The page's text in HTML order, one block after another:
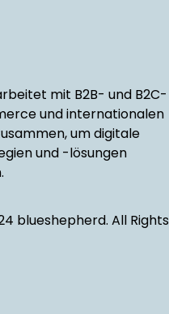
mit B2B- und B2C-
und internationalen
um digitale
und -lösungen
blueshepherd. All Rights